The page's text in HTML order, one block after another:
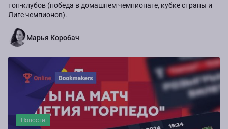
топ-клубов (победа в домашнем чемпионате, кубке страны и
Лиге чемпионов).
Марья Коробач
Новости